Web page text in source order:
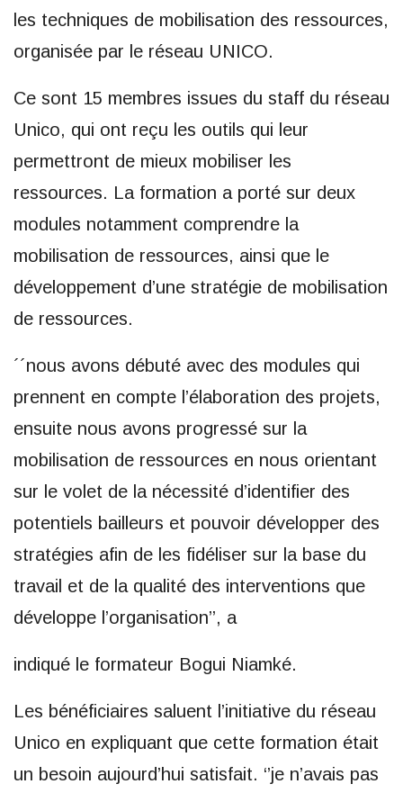
les techniques de mobilisation des ressources,
organisée par le réseau UNICO.
Ce sont 15 membres issues du staff du réseau
Unico, qui ont reçu les outils qui leur
permettront de mieux mobiliser les
ressources. La formation a porté sur deux
modules notamment comprendre la
mobilisation de ressources, ainsi que le
développement d’une stratégie de mobilisation
de ressources.
´´nous avons débuté avec des modules qui
prennent en compte l’élaboration des projets,
ensuite nous avons progressé sur la
mobilisation de ressources en nous orientant
sur le volet de la nécessité d’identifier des
potentiels bailleurs et pouvoir développer des
stratégies afin de les fidéliser sur la base du
travail et de la qualité des interventions que
développe l’organisation’’, a
indiqué le formateur Bogui Niamké.
Les bénéficiaires saluent l’initiative du réseau
Unico en expliquant que cette formation était
un besoin aujourd’hui satisfait. ‘’je n’avais pas